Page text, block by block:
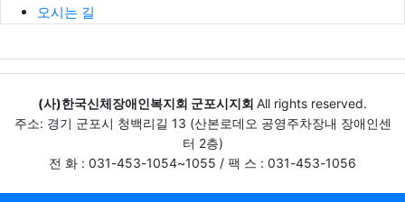
오시는 길
(사)한국신체장애인복지회 군포시지회 All rights reserved.
주소: 경기 군포시 청백리길 13 (산본로데오 공영주차장내 장애인센
터 2층)
전 화 : 031-453-1054~1055 / 팩 스 : 031-453-1056